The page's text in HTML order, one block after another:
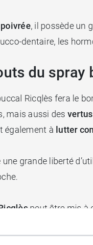
, il possède un
dentaire, les
du
Ricqlès fera le
mais aussi des
également à lutter
grande liberté
peut être mis à